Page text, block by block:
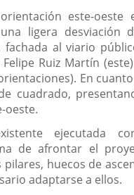
este-oeste
ligera desviación
fachada al viario
Ruiz Martín
En
cuadrado,
oeste.
ejecutada
de afrontar el
huecos de
adaptarse a ellos.